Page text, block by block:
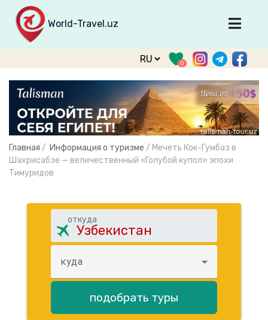
World-Travel.uz
Главная
Направления
Туры
Тур. фирмы
Табло прилета
О туризме
Войти
Зарегистрироваться
0
Главная / Информация о туризме / Мечеть Кок-Гумбаз в
Шахрисабзе — величественный «Голубой купол» эпохи
Тимуридов
откуда
куда
подобрать туры